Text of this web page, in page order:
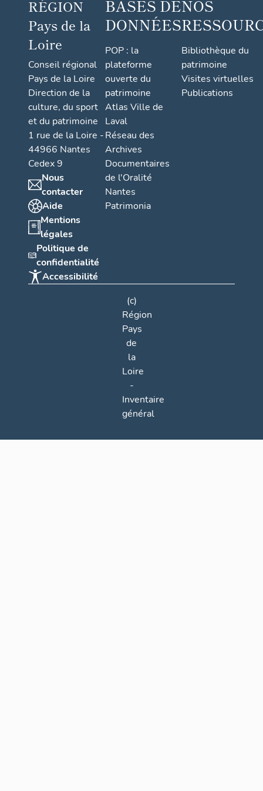
RÉGION
Pays de la
Loire
Conseil régional
Pays de la Loire
Direction de la
culture, du sport
et du patrimoine
1 rue de la Loire -
44966 Nantes
Cedex 9
Nous
contacter
Aide
Mentions
légales
Politique de
confidentialité
Accessibilité
BASES DE
DONNÉES
POP : la
plateforme
ouverte du
patrimoine
Atlas Ville de
Laval
Réseau des
Archives
Documentaires
de l'Oralité
Nantes
Patrimonia
NOS
Bibliothèque du
patrimoine
Visites virtuelles
Publications
(c)
Région
Pays
de
la
Loire
-
Inventaire
général